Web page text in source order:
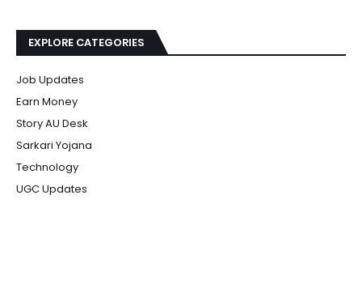
EXPLORE CATEGORIES
Job Updates
Earn Money
Story AU Desk
Sarkari Yojana
Technology
UGC Updates